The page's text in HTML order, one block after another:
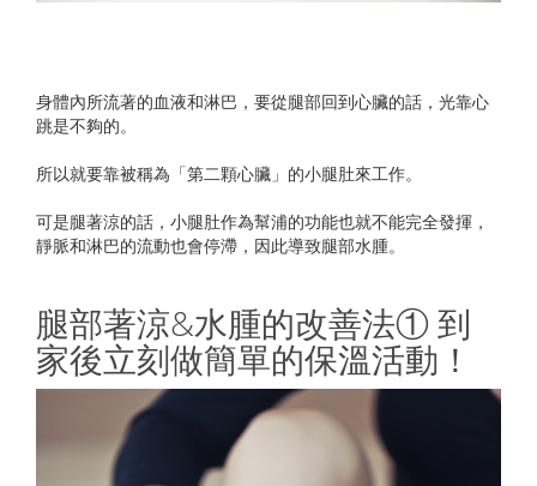
身體內所流著的血液和淋巴，要從腿部回到心臟的話，光靠心
跳是不夠的。
所以就要靠被稱為「第二顆心臟」的小腿肚來工作。
可是腿著涼的話，小腿肚作為幫浦的功能也就不能完全發揮，
靜脈和淋巴的流動也會停滯，因此導致腿部水腫。
腿部著涼&水腫的改善法① 到
家後立刻做簡單的保溫活動！